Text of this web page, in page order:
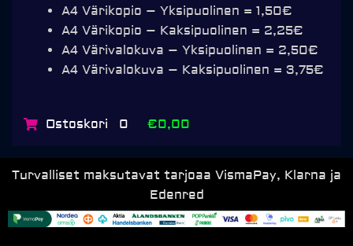
A4 Värikopio – Yksipuolinen = 1,50€
A4 Värikopio – Kaksipuolinen = 2,25€
A4 Värivalokuva – Yksipuolinen = 2,50€
A4 Värivalokuva – Kaksipuolinen = 3,75€
Ostoskori 0 €0,00
Turvalliset maksutavat tarjoaa VismaPay, Klarna ja
Edenred